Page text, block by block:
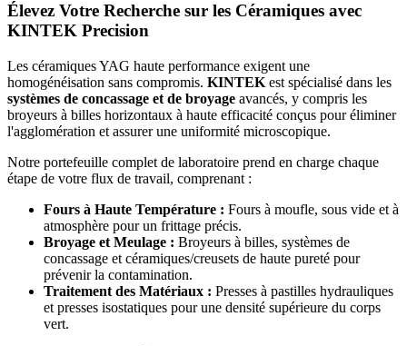
Élevez Votre Recherche sur les Céramiques avec
KINTEK Precision
Les céramiques YAG haute performance exigent une
homogénéisation sans compromis. KINTEK est spécialisé dans les
systèmes de concassage et de broyage avancés, y compris les
broyeurs à billes horizontaux à haute efficacité conçus pour éliminer
l'agglomération et assurer une uniformité microscopique.
Notre portefeuille complet de laboratoire prend en charge chaque
étape de votre flux de travail, comprenant :
Fours à Haute Température : Fours à moufle, sous vide et à
atmosphère pour un frittage précis.
Broyage et Meulage : Broyeurs à billes, systèmes de
concassage et céramiques/creusets de haute pureté pour
prévenir la contamination.
Traitement des Matériaux : Presses à pastilles hydrauliques
et presses isostatiques pour une densité supérieure du corps
vert.